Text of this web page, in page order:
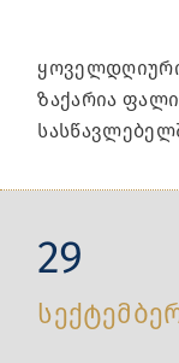
ზაქარია
29